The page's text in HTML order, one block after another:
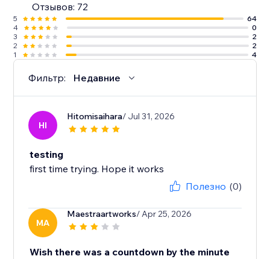
Отзывов: 72
5
64
4
0
3
2
2
2
1
4
Фильтр: Недавние
HI
Hitomisaihara/ Jul 31, 2026
testing
first time trying. Hope it works
Полезно (0)
MA
Maestraartworks/ Apr 25, 2026
Wish there was a countdown by the minute